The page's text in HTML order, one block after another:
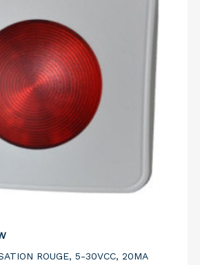
ROUGE, 5-30VCC, 20MA